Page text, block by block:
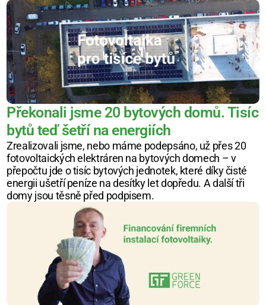
Překonali jsme 20 bytových domů. Tisíc
bytů teď šetří na energiích
Zrealizovali jsme, nebo máme podepsáno, už přes 20
fotovoltaických elektráren na bytových domech – v
přepočtu jde o tisíc bytových jednotek, které díky čisté
energii ušetří peníze na desítky let dopředu. A další tři
domy jsou těsně před podpisem.